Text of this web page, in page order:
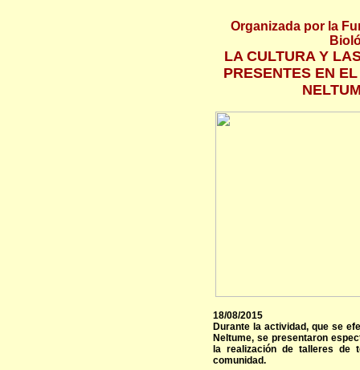
Organizada por la
LA CULTURA Y
PRESENTES EN
18/08/2015
Durante la actividad, que se
Neltume, se presentaron
la realización de talleres de
comunidad.